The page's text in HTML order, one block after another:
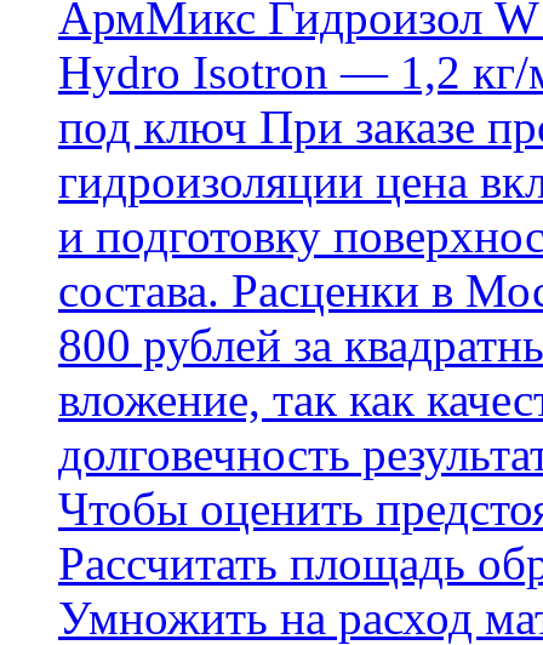
АрмМикс Гидроизол
Hydro Isotron — 1,2 кг/
под ключ При заказе
гидроизоляции цена
и подготовку
состава. Расценки в
800 рублей за
вложение, так как
долговечность
Чтобы оценить
Рассчитать площадь
Умножить на расход